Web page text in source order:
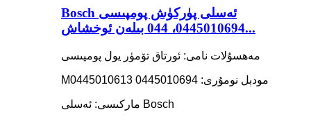
Bosch ئەسلى پۈركۈش پومپىسى
0445010694، 044 بىلەن ئوخشاش...
مەھسۇلات نامى: ئورتاق تۆمۈر يول پومپىسى
M مودېل نومۇرى: 0445010694 0445010613
ماركىسى: ئەسلى Bosch